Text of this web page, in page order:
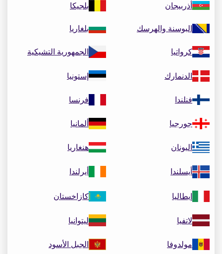
أذربيجان بلجيكا
البوسنة والهرسك بلغاريا
كرواتيا الجمهورية التشيكية
الدنمارك إستونيا
فنلندا فرنسا
جورجيا ألمانيا
اليونان هنغاريا
أيسلندا أيرلندا
إيطاليا كازاخستان
لاتفيا ليتوانيا
مولدوفا الجبل الأسود